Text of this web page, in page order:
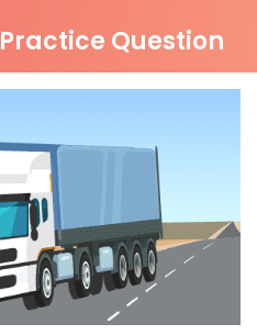
Practice Question